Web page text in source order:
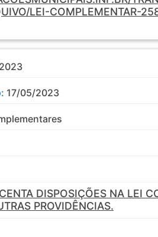
LEI-COMPLEMENTAR-
17/05/2023
DISPOSIÇÕES NA LEI
PROVIDÊNCIAS.